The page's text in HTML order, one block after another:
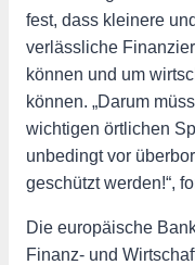
fest, dass kleinere
verlässliche
können und um
können. „Darum
wichtigen örtlichen
unbedingt vor
geschützt werden!“,
Die europäische
Finanz- und